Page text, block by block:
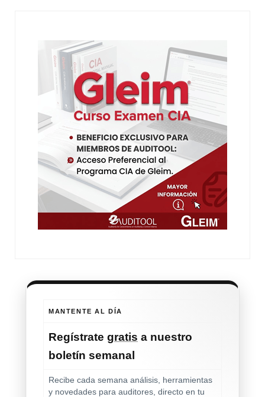
MANTENTE AL DÍA
Regístrate gratis a nuestro
boletín semanal
Recibe cada semana análisis, herramientas
y novedades para auditores, directo en tu